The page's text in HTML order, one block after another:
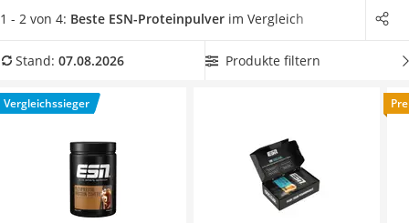
Zeckenschutz Katze
Philips-Sonicare-Zahnbürste
Mineralfutter Pferd
Massagegerät
einfach mit Wasser oderMilch zu leckeren Protein-Shakes
unterschiedlichen Geschmacksrichtungen erhältlich.
mit besonders großer Eiweißmenge
, um Ihren Proteinbedarf
problemlos decken zu können. Überzeugt hat uns hier im
August 2026 besonders das Modell
Esn Flexpresso Protein
mit seinen Eigenschaften.
1 - 2 von 4: Beste ESN-Proteinpulver im Vergleich
Stand: 07.08.2026 Produkte filtern
Vergleichssieger